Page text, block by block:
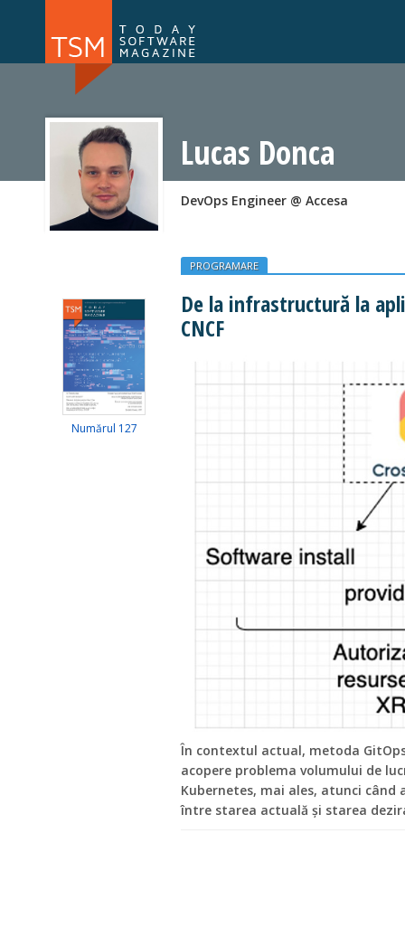
NOU
Lucas Donca
DevOps Engineer @ Accesa
Numărul 127
PROGRAMARE
De la infrastructură la
CNCF
În contextul actual, metoda
acopere problema volumului de
Kubernetes, mai ales, atunci când
între starea actuală și starea